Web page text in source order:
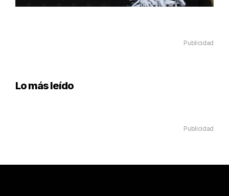
Publicidad
Lo más leído
Publicidad